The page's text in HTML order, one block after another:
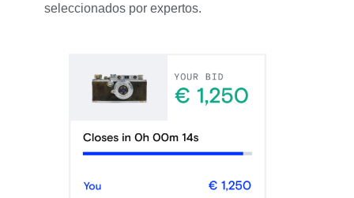
seleccionados por expertos.